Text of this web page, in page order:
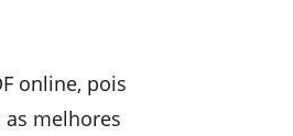
online, pois
melhores